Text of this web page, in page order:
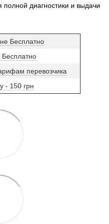
полной диагностики и выдачи
Бесплатно
Бесплатно
перевозчика
- 150 грн